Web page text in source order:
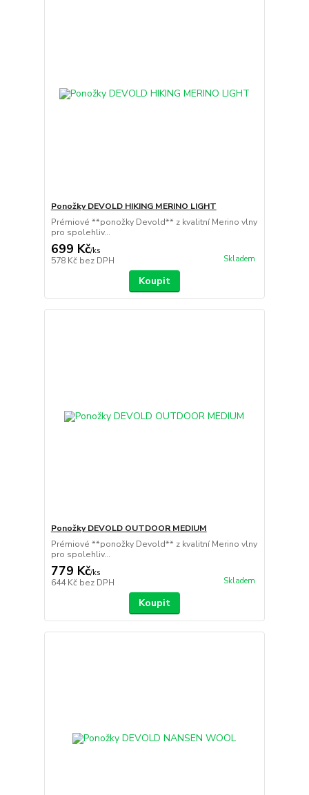
Ponožky DEVOLD HIKING MERINO LIGHT
Prémiové **ponožky Devold** z kvalitní Merino vlny
pro spolehliv...
699 Kč/ks
578 Kč bez DPH Skladem
Koupit
Ponožky DEVOLD OUTDOOR MEDIUM
Prémiové **ponožky Devold** z kvalitní Merino vlny
pro spolehliv...
779 Kč/ks
644 Kč bez DPH Skladem
Koupit